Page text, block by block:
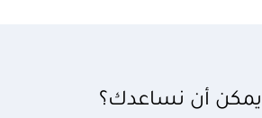
أن نساعدك؟